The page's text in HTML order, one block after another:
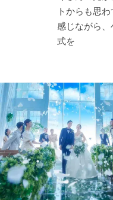
トからも思
感じながら
式を